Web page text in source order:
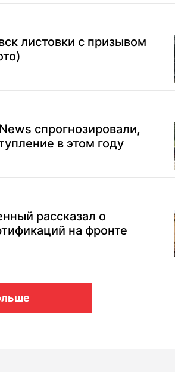
листовки с призывом
спрогнозировали,
в этом году
рассказал о
на фронте